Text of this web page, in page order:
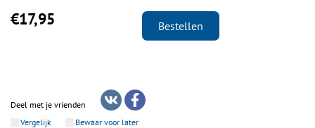
€17,95 Bestellen
Deel met je vrienden
Vergelijk
Bewaar voor later